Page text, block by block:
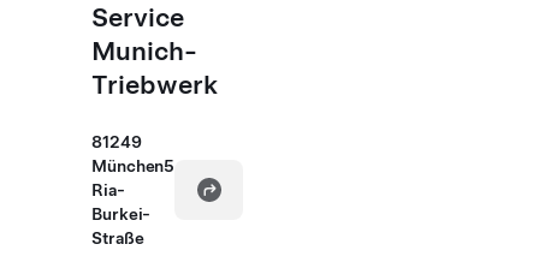
Service
Munich-
Triebwerk
81249
München5
Ria-
Burkei-
Straße